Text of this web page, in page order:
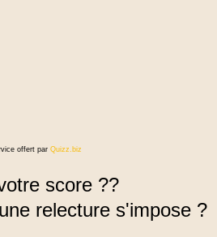
offert par Quizz.biz
score ??
relecture s'impose ?